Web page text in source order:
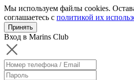
Мы используем файлы cookies.
соглашаетесь с политикой их
Принять
Вход в Marins Club